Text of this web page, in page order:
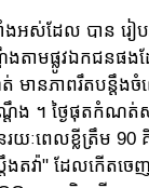
ទាំងអស់ដែល បាន រៀ
ងតាមផ្លូវឯកជនផងដ
មានភាពរឹតបន្តឹង
ណ្តឹង ។ ថ្ងៃផុតកំណត់
រយៈពេលខ្លីត្រឹម 90
ងតវ៉ា" ដែលកើតចេ